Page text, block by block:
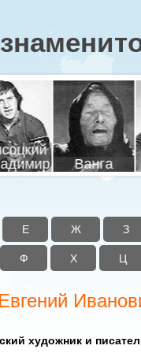
Ванга
Е Ж З
Ф Х Ц
художник и